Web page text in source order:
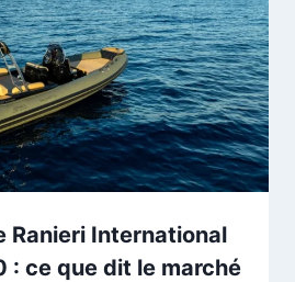
Ranieri International
: ce que dit le marché